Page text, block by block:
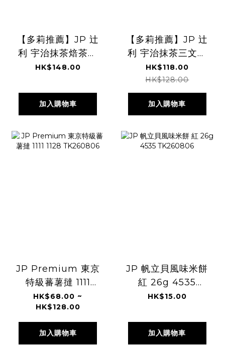
【多莉推薦】JP 辻
利 宇治抹茶焙茶麻
糬蕨餅 4個入
HK$148.00
加入購物車
【多莉推薦】JP 辻
利 宇治抹茶三文治
餅 8塊 0564
TK260806
HK$118.00
HK$128.00
加入購物車
JP Premium 東京
特級蕃薯撻 1111
1128 TK260806
HK$68.00 ~
HK$128.00
加入購物車
JP 帆立貝風味米餅
紅 26g 4535
TK260806
HK$15.00
加入購物車